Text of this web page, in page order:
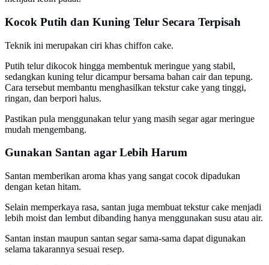
Kocok Putih dan Kuning Telur Secara Terpisah
Teknik ini merupakan ciri khas chiffon cake.
Putih telur dikocok hingga membentuk meringue yang stabil,
sedangkan kuning telur dicampur bersama bahan cair dan tepung.
Cara tersebut membantu menghasilkan tekstur cake yang tinggi,
ringan, dan berpori halus.
Pastikan pula menggunakan telur yang masih segar agar meringue
mudah mengembang.
Gunakan Santan agar Lebih Harum
Santan memberikan aroma khas yang sangat cocok dipadukan
dengan ketan hitam.
Selain memperkaya rasa, santan juga membuat tekstur cake menjadi
lebih moist dan lembut dibanding hanya menggunakan susu atau air.
Santan instan maupun santan segar sama-sama dapat digunakan
selama takarannya sesuai resep.